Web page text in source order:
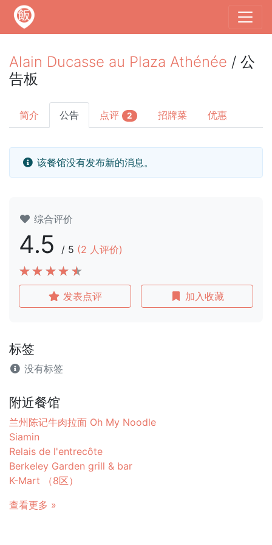
Alain Ducasse au Plaza Athénée / 公
告板
简介 公告 点评 2 招牌菜 优惠
该餐馆没有发布新的消息。
综合评价
4.5 / 5 (2 人评价)
发表点评 加入收藏
标签
没有标签
附近餐馆
兰州陈记牛肉拉面 Oh My Noodle
Siamin
Relais de l'entrecôte
Berkeley Garden grill & bar
K-Mart （8区）
查看更多 »